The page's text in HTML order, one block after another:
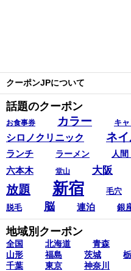
クーポンJPについて
話題のクーポン
お食事券 カラー キ
シロノクリニック
ネ
ランチ ラーメン 人間
六本木 堂山 大阪
放題 新宿 毛穴
脱毛 脳 連泊 銀
地域別クーポン
全国 北海道 青森
山形
福島 茨城
千葉
東京 神奈川